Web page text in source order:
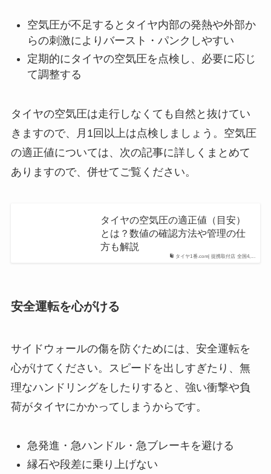
空気圧が不足するとタイヤ内部の発熱や外部か
らの刺激によりバースト・パンクしやすい
定期的にタイヤの空気圧を点検し、必要に応じ
て調整する
タイヤの空気圧は走行しなくても自然と抜けてい
きますので、月1回以上は点検しましょう。空気圧
の適正値については、次の記事に詳しくまとめて
ありますので、併せてご覧ください。
タイヤ1番.com| 提携取付店 全国4,...
タイヤの空気圧の適正値（目安）
とは？数値の確認方法や管理の仕
方も解説
安全運転を心がける
サイドウォールの傷を防ぐためには、安全運転を
心がけてください。スピードを出しすぎたり、無
理なハンドリングをしたりすると、強い衝撃や負
荷がタイヤにかかってしまうからです。
急発進・急ハンドル・急ブレーキを避ける
縁石や段差に乗り上げない